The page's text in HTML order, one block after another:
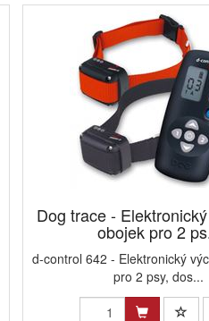
Dog trace -
obojek pro 2
d-control 642 - Elektronický
pro 2 psy, dos...